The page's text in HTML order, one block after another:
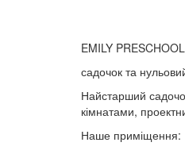
EMILY PRESCHOOL
садочок та
Найстарший
кімнатами,
Наше приміщення: